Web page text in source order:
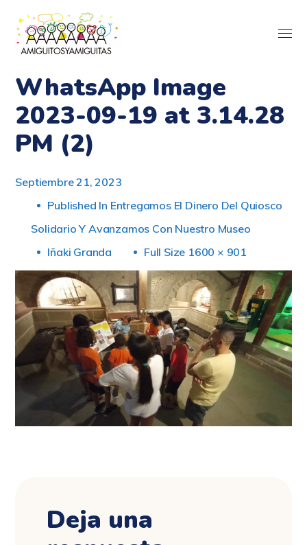
WhatsApp Image
2023-09-19 at 3.14.28
PM (2)
Septiembre 21, 2023
Published In Entregamos El Dinero Del Quiosco
Solidario Y Avanzamos Con Nuestro Museo
Iñaki Granda
Full Size 1600 × 901
Deja una